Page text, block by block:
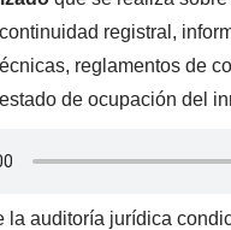
registral,
reglamentos de
de ocupación del
la auditoría jurídica